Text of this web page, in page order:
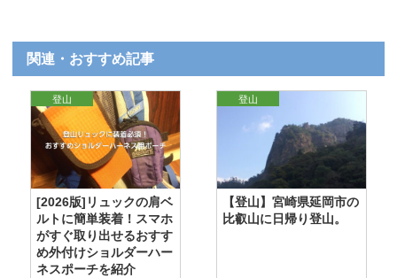
関連・おすすめ記事
[2026版]リュックの肩ベ
ルトに簡単装着！スマホ
がすぐ取り出せるおすす
め外付けショルダーハー
ネスポーチを紹介
登山
【登山】宮崎県延岡市の
比叡山に日帰り登山。
登山